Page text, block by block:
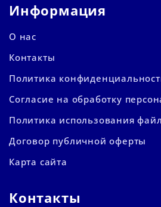
Информация
О нас
Контакты
Политика
Согласие на обработку
Политика использования
Договор публичной оферты
Карта сайта
Контакты